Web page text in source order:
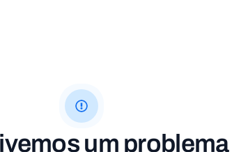
um problema